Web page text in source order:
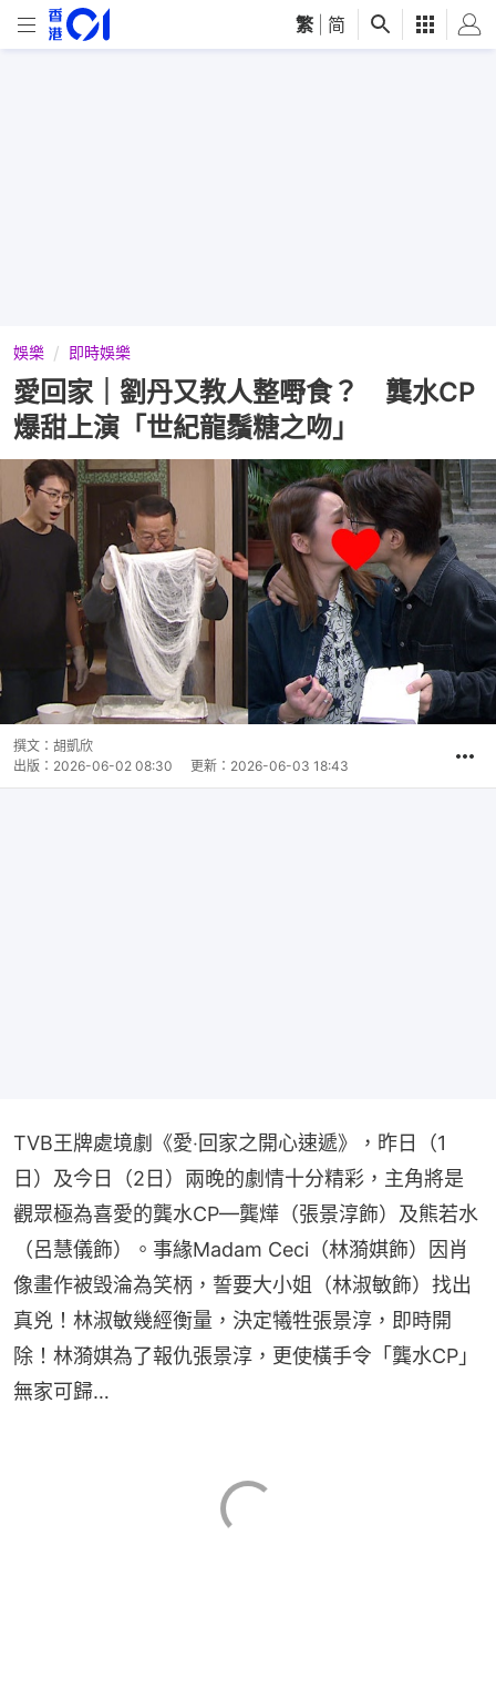
繁 简
娛樂 即時娛樂
愛回家｜劉丹又教人整嘢食？ 龔水CP
爆甜上演「世紀龍鬚糖之吻」
撰文： 胡凱欣
出版： 2026-06-02 08:30 更新： 2026-06-03 18:43
TVB王牌處境劇《愛‧回家之開心速遞》，昨日（1
日）及今日（2日）兩晚的劇情十分精彩，主角將是
觀眾極為喜愛的龔水CP—龔燁（張景淳飾）及熊若水
（呂慧儀飾）。事緣Madam Ceci（林漪娸飾）因肖
像畫作被毁淪為笑柄，誓要大小姐（林淑敏飾）找出
真兇！林淑敏幾經衡量，決定犧牲張景淳，即時開
除！林漪娸為了報仇張景淳，更使橫手令「龔水CP」
無家可歸…